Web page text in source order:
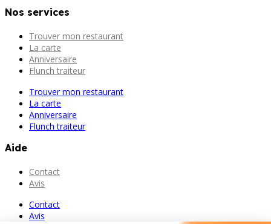
Nos services
Trouver mon restaurant
La carte
Anniversaire
Flunch traiteur
Trouver mon restaurant
La carte
Anniversaire
Flunch traiteur
Aide
Contact
Avis
Contact
Avis